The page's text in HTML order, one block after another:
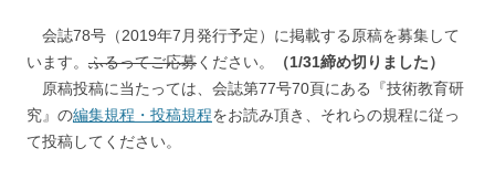
会誌78号（2019年7月発行予定）に掲載する原稿を募集して
います。 ふるってご応募ください。
（1/31締め切りました）
原稿投稿に当たっては、会誌第77号70頁にある『技術教育研
究』の編集規程・投稿規程をお読み頂き、それらの規程に従っ
て投稿してください。